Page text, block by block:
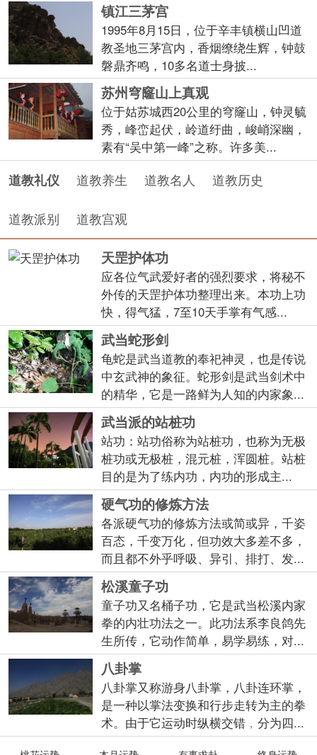
镇江三茅宫
1995年8月15日，位于辛丰镇横山凹道
教圣地三茅宫内，香烟缭绕生辉，钟鼓
磐鼎齐鸣，10多名道士身披...
苏州穹窿山上真观
位于姑苏城西20公里的穹窿山，钟灵毓
秀，峰峦起伏，岭道纡曲，峻峭深幽，
素有“吴中第一峰”之称。许多美...
道教礼仪 道教养生 道教名人 道教历史
道教派别 道教宫观
天罡护体功
应各位气武爱好者的强烈要求，将秘不
外传的天罡护体功整理出来。本功上功
快，得气猛，7至10天手掌有气感...
武当蛇形剑
龟蛇是武当道教的奉祀神灵，也是传说
中玄武神的象征。蛇形剑是武当剑术中
的精华，它是一路鲜为人知的内家象...
武当派的站桩功
站功：站功俗称为站桩功，也称为无极
桩功或无极桩，混元桩，浑圆桩。站桩
目的是为了练内功，内功的形成主...
硬气功的修炼方法
各派硬气功的修炼方法或简或异，千姿
百态，千变万化，但功效大多差不多，
而且都不外乎呼吸、异引、排打、发...
松溪童子功
童子功又名桶子功，它是武当松溪内家
拳的内壮功法之一。此功法系李良鸽先
生所传，它动作简单，易学易练，对...
八卦掌
八卦掌又称游身八卦掌，八卦连环掌，
是一种以掌法变换和行步走转为主的拳
术。由于它运动时纵横交错﹐分为四...